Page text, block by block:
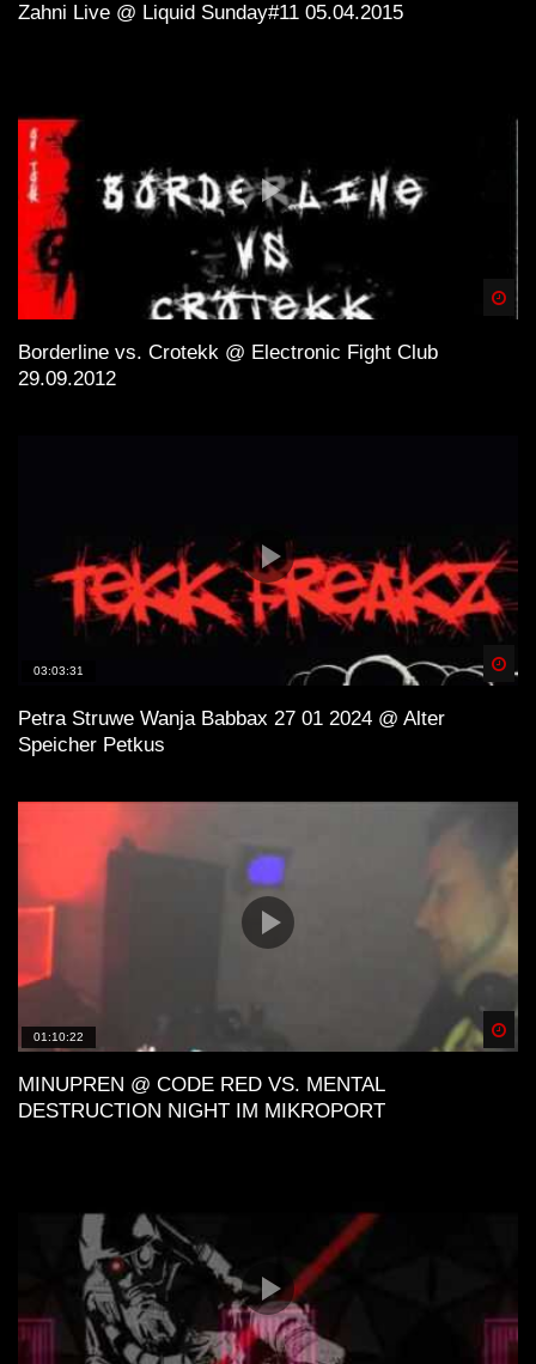
Zahni Live @ Liquid Sunday#11 05.04.2015
Borderline vs. Crotekk @ Electronic Fight Club
29.09.2012
03:03:31
Petra Struwe Wanja Babbax 27 01 2024 @ Alter
Speicher Petkus
01:10:22
MINUPREN @ CODE RED VS. MENTAL
DESTRUCTION NIGHT IM MIKROPORT